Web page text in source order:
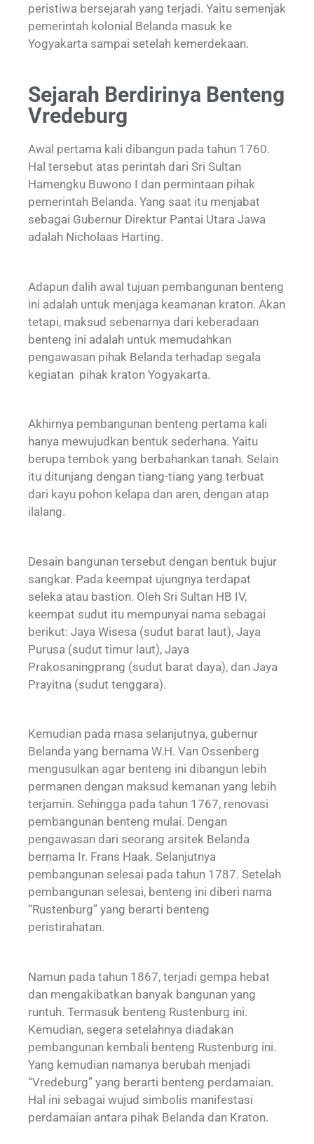
peristiwa bersejarah yang terjadi. Yaitu semenjak
pemerintah kolonial Belanda masuk ke
Yogyakarta sampai setelah kemerdekaan.
Sejarah Berdirinya Benteng
Vredeburg
Awal pertama kali dibangun pada tahun 1760.
Hal tersebut atas perintah dari Sri Sultan
Hamengku Buwono I dan permintaan pihak
pemerintah Belanda. Yang saat itu menjabat
sebagai Gubernur Direktur Pantai Utara Jawa
adalah Nicholaas Harting.
Adapun dalih awal tujuan pembangunan benteng
ini adalah untuk menjaga keamanan kraton. Akan
tetapi, maksud sebenarnya dari keberadaan
benteng ini adalah untuk memudahkan
pengawasan pihak Belanda terhadap segala
kegiatan pihak kraton Yogyakarta.
Akhirnya pembangunan benteng pertama kali
hanya mewujudkan bentuk sederhana. Yaitu
berupa tembok yang berbahankan tanah. Selain
itu ditunjang dengan tiang-tiang yang terbuat
dari kayu pohon kelapa dan aren, dengan atap
ilalang.
Desain bangunan tersebut dengan bentuk bujur
sangkar. Pada keempat ujungnya terdapat
seleka atau bastion. Oleh Sri Sultan HB IV,
keempat sudut itu mempunyai nama sebagai
berikut: Jaya Wisesa (sudut barat laut), Jaya
Purusa (sudut timur laut), Jaya
Prakosaningprang (sudut barat daya), dan Jaya
Prayitna (sudut tenggara).
Kemudian pada masa selanjutnya, gubernur
Belanda yang bernama W.H. Van Ossenberg
mengusulkan agar benteng ini dibangun lebih
permanen dengan maksud kemanan yang lebih
terjamin. Sehingga pada tahun 1767, renovasi
pembangunan benteng mulai. Dengan
pengawasan dari seorang arsitek Belanda
bernama Ir. Frans Haak. Selanjutnya
pembangunan selesai pada tahun 1787. Setelah
pembangunan selesai, benteng ini diberi nama
“Rustenburg” yang berarti benteng
peristirahatan.
Namun pada tahun 1867, terjadi gempa hebat
dan mengakibatkan banyak bangunan yang
runtuh. Termasuk benteng Rustenburg ini.
Kemudian, segera setelahnya diadakan
pembangunan kembali benteng Rustenburg ini.
Yang kemudian namanya berubah menjadi
“Vredeburg” yang berarti benteng perdamaian.
Hal ini sebagai wujud simbolis manifestasi
perdamaian antara pihak Belanda dan Kraton.